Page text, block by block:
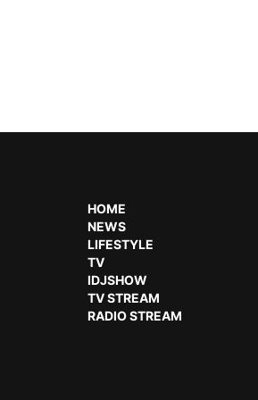
HOME
NEWS
LIFESTYLE
TV
IDJSHOW
TV STREAM
RADIO STREAM